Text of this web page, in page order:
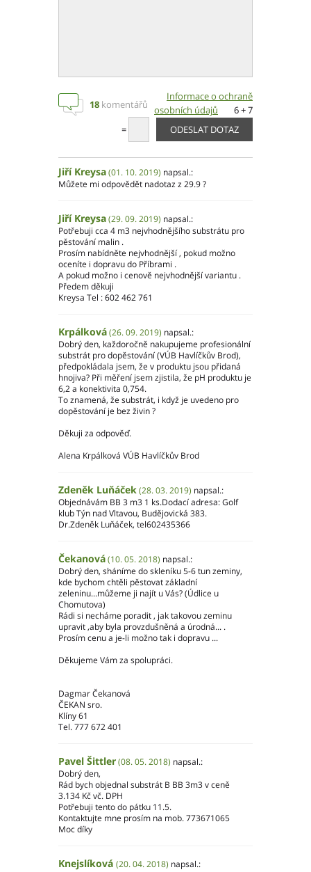
18 komentářů
Informace o ochraně
osobních údajů
6 + 7
=
Jiří Kreysa(01. 10. 2019) napsal.:
Můžete mi odpovědět nadotaz z 29.9 ?
Jiří Kreysa(29. 09. 2019) napsal.:
Potřebuji cca 4 m3 nejvhodnějšího substrátu pro
pěstování malin .
Prosím nabídněte nejvhodnější , pokud možno
oceníte i dopravu do Příbrami .
A pokud možno i cenově nejvhodnější variantu .
Předem děkuji
Kreysa Tel : 602 462 761
Krpálková(26. 09. 2019) napsal.:
Dobrý den, každoročně nakupujeme profesionální
substrát pro dopěstování (VÚB Havlíčkův Brod),
předpokládala jsem, že v produktu jsou přidaná
hnojiva? Při měření jsem zjistila, že pH produktu je
6,2 a konektivita 0,754.
To znamená, že substrát, i když je uvedeno pro
dopěstování je bez živin ?
Děkuji za odpověď.
Alena Krpálková VÚB Havlíčkův Brod
Zdeněk Luňáček(28. 03. 2019) napsal.:
Objednávám BB 3 m3 1 ks.Dodací adresa: Golf
klub Týn nad Vltavou, Budějovická 383.
Dr.Zdeněk Luňáček, tel602435366
Čekanová(10. 05. 2018) napsal.:
Dobrý den, sháníme do skleníku 5-6 tun zeminy,
kde bychom chtěli pěstovat základní
zeleninu...můžeme ji najít u Vás? (Údlice u
Chomutova)
Rádi si necháme poradit , jak takovou zeminu
upravit ,aby byla provzdušněná a úrodná... .
Prosím cenu a je-li možno tak i dopravu ...
Děkujeme Vám za spolupráci.
Dagmar Čekanová
ČEKAN sro.
Klíny 61
Tel. 777 672 401
Pavel Šittler(08. 05. 2018) napsal.:
Dobrý den,
Rád bych objednal substrát B BB 3m3 v ceně
3.134 Kč vč. DPH
Potřebuji tento do pátku 11.5.
Kontaktujte mne prosím na mob. 773671065
Moc díky
Knejslíková (20. 04. 2018) napsal.: